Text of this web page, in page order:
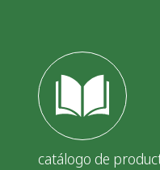
catálogo de